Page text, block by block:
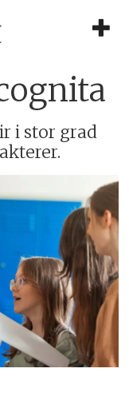
i stor grad